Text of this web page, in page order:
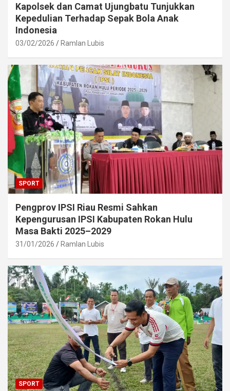
Kapolsek dan Camat Ujungbatu Tunjukkan
Kepedulian Terhadap Sepak Bola Anak
Indonesia
03/02/2026 Ramlan Lubis
SPORT
Pengprov IPSI Riau Resmi Sahkan
Kepengurusan IPSI Kabupaten Rokan Hulu
Masa Bakti 2025–2029
31/01/2026 Ramlan Lubis
SPORT